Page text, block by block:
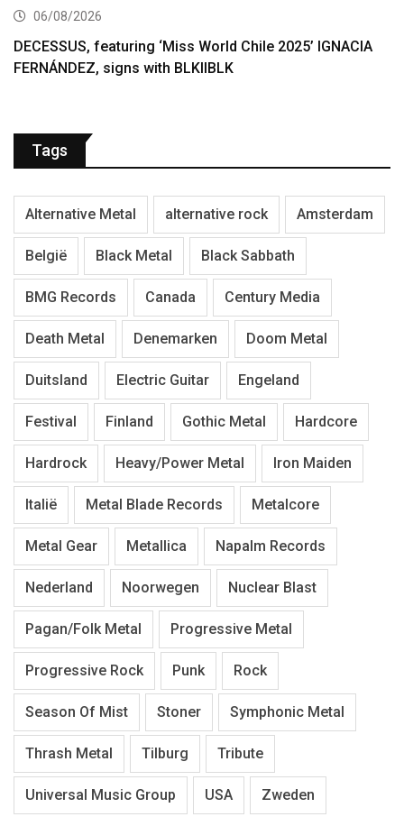
06/08/2026
DECESSUS, featuring ‘Miss World Chile 2025’ IGNACIA
FERNÁNDEZ, signs with BLKIIBLK
Tags
Alternative Metal alternative rock Amsterdam
België Black Metal Black Sabbath
BMG Records Canada Century Media
Death Metal Denemarken Doom Metal
Duitsland Electric Guitar Engeland
Festival Finland Gothic Metal Hardcore
Hardrock Heavy/Power Metal Iron Maiden
Italië Metal Blade Records Metalcore
Metal Gear Metallica Napalm Records
Nederland Noorwegen Nuclear Blast
Pagan/Folk Metal Progressive Metal
Progressive Rock Punk Rock
Season Of Mist Stoner Symphonic Metal
Thrash Metal Tilburg Tribute
Universal Music Group USA Zweden